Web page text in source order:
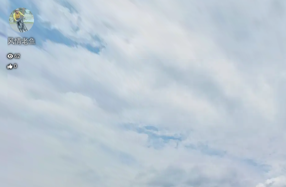
风情老鱼
62
0